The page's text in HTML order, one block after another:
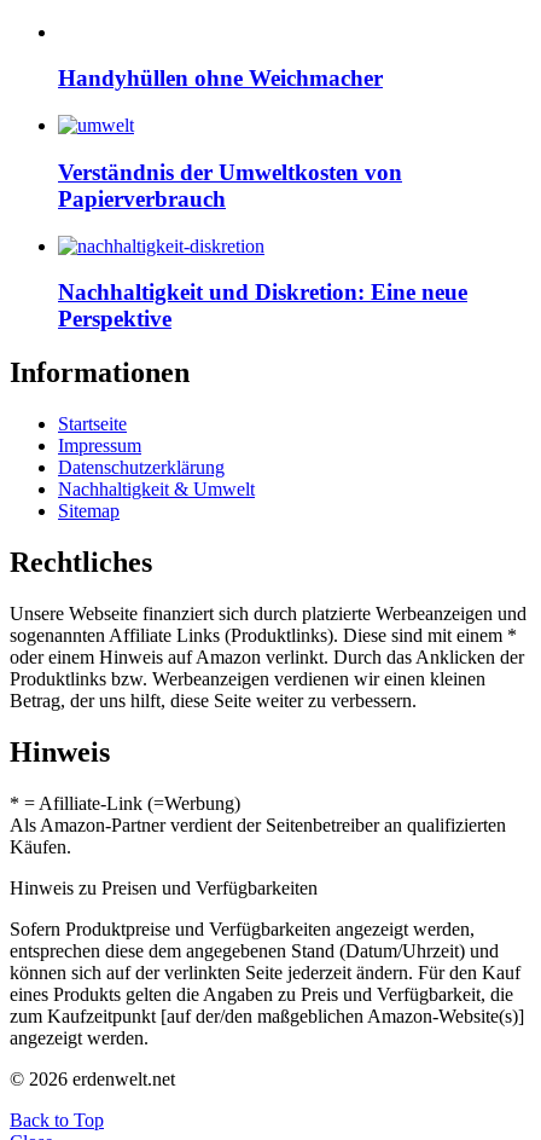
Handyhüllen ohne Weichmacher
Verständnis der Umweltkosten von
Papierverbrauch
Nachhaltigkeit und Diskretion: Eine neue
Perspektive
Informationen
Startseite
Impressum
Datenschutzerklärung
Nachhaltigkeit & Umwelt
Sitemap
Rechtliches
Unsere Webseite finanziert sich durch platzierte Werbeanzeigen und
sogenannten Affiliate Links (Produktlinks). Diese sind mit einem *
oder einem Hinweis auf Amazon verlinkt. Durch das Anklicken der
Produktlinks bzw. Werbeanzeigen verdienen wir einen kleinen
Betrag, der uns hilft, diese Seite weiter zu verbessern.
Hinweis
* = Afilliate-Link (=Werbung)
Als Amazon-Partner verdient der Seitenbetreiber an qualifizierten
Käufen.
Hinweis zu Preisen und Verfügbarkeiten
Sofern Produktpreise und Verfügbarkeiten angezeigt werden,
entsprechen diese dem angegebenen Stand (Datum/Uhrzeit) und
können sich auf der verlinkten Seite jederzeit ändern. Für den Kauf
eines Produkts gelten die Angaben zu Preis und Verfügbarkeit, die
zum Kaufzeitpunkt [auf der/den maßgeblichen Amazon-Website(s)]
angezeigt werden.
© 2026 erdenwelt.net
Back to Top